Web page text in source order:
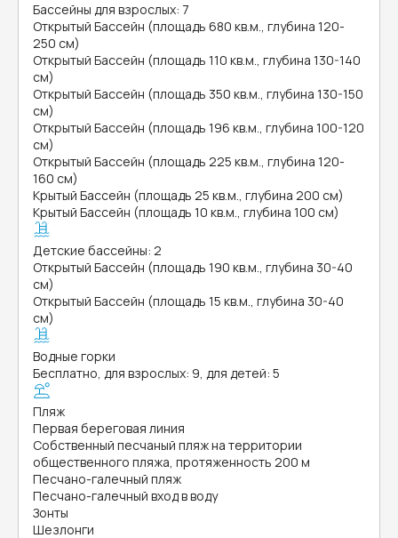
Бассейны для взрослых: 7
Открытый Бассейн (площадь 680 кв.м., глубина 120-
250 см)
Открытый Бассейн (площадь 110 кв.м., глубина 130-140
см)
Открытый Бассейн (площадь 350 кв.м., глубина 130-150
см)
Открытый Бассейн (площадь 196 кв.м., глубина 100-120
см)
Открытый Бассейн (площадь 225 кв.м., глубина 120-
160 см)
Крытый Бассейн (площадь 25 кв.м., глубина 200 см)
Крытый Бассейн (площадь 10 кв.м., глубина 100 см)
Детские бассейны: 2
Открытый Бассейн (площадь 190 кв.м., глубина 30-40
см)
Открытый Бассейн (площадь 15 кв.м., глубина 30-40
см)
Водные горки
Бесплатно, для взрослых: 9, для детей: 5
Пляж
Первая береговая линия
Собственный песчаный пляж на территории
общественного пляжа, протяженность 200 м
Песчано-галечный пляж
Песчано-галечный вход в воду
Зонты
Шезлонги